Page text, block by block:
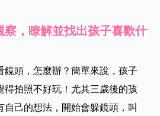
察，瞭解並找出孩子喜歡什
鏡頭，怎麼辦？簡單來說，孩子
得拍照不好玩！尤其三歲後的孩
自己的想法，開始會躲鏡頭，叫